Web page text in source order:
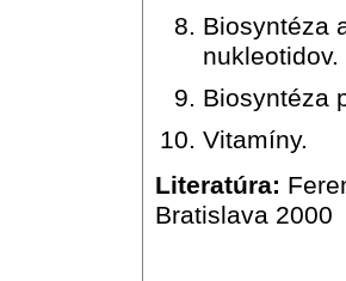
Biosyntéza
nukleotidov.
Biosyntéza
Vitamíny.
Literatúra:
Bratislava 2000